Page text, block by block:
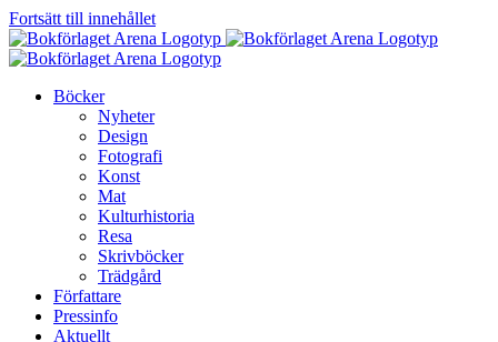
Fortsätt till innehållet
Böcker
Nyheter
Design
Fotografi
Konst
Mat
Kulturhistoria
Resa
Skrivböcker
Trädgård
Författare
Pressinfo
Aktuellt